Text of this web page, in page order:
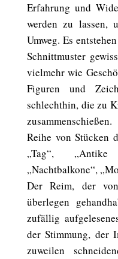
Erfahrung und
werden zu lassen,
Umweg. Es
Schnittmuster
vielmehr wie
Figuren und
schlechthin, die zu
Reihe von Stücken
„Tag“, „Antike
„Nachtbalkone“,
Der Reim, der
überlegen
zufällig
der Stimmung, der
zuweilen